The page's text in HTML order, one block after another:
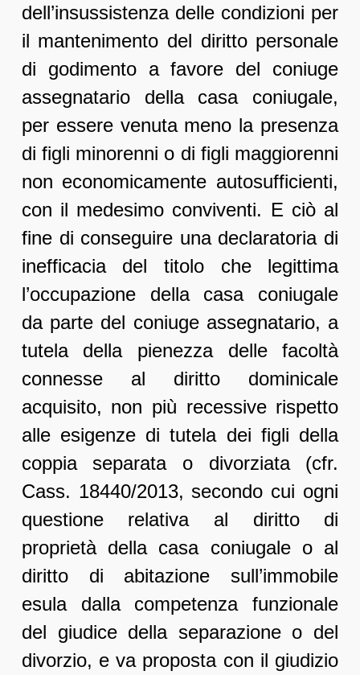
dell’insussistenza delle condizioni per
il mantenimento del diritto personale
di godimento a favore del coniuge
assegnatario della casa coniugale,
per essere venuta meno la presenza
di figli minorenni o di figli maggiorenni
non economicamente autosufficienti,
con il medesimo conviventi. E ciò al
fine di conseguire una declaratoria di
inefficacia del titolo che legittima
l’occupazione della casa coniugale
da parte del coniuge assegnatario, a
tutela della pienezza delle facoltà
connesse al diritto dominicale
acquisito, non più recessive rispetto
alle esigenze di tutela dei figli della
coppia separata o divorziata (cfr.
Cass. 18440/2013, secondo cui ogni
questione relativa al diritto di
proprietà della casa coniugale o al
diritto di abitazione sull’immobile
esula dalla competenza funzionale
del giudice della separazione o del
divorzio, e va proposta con il giudizio